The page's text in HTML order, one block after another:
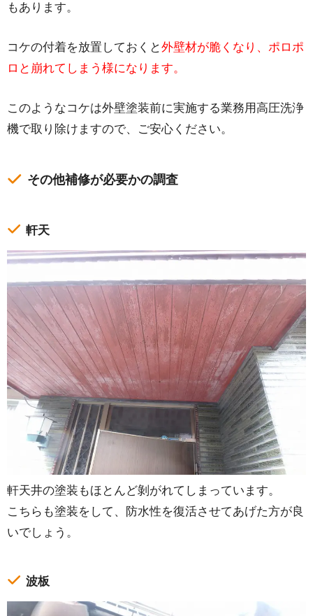
もあります。
コケの付着を放置しておくと外壁材が脆くなり、ポロポ
ロと崩れてしまう様になります。
このようなコケは外壁塗装前に実施する業務用高圧洗浄
機で取り除けますので、ご安心ください。
その他補修が必要かの調査
軒天
軒天井の塗装もほとんど剝がれてしまっています。
こちらも塗装をして、防水性を復活させてあげた方が良
いでしょう。
波板